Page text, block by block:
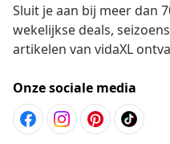
Sluit je aan bij meer dan
wekelijkse deals,
artikelen van vidaXL
Onze sociale media